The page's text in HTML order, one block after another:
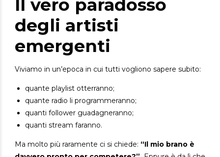
Il vero paradosso
degli artisti
emergenti
Viviamo in un’epoca in cui tutti vogliono sapere subito:
quante playlist otterranno;
quante radio li programmeranno;
quanti follower guadagneranno;
quanti stream faranno.
Ma molto più raramente ci si chiede: “Il mio brano è